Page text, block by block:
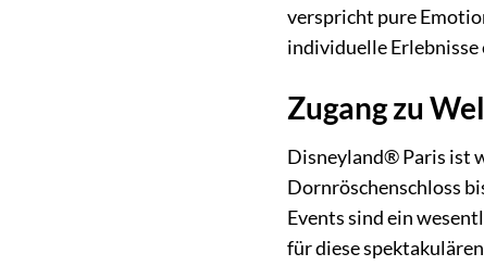
verspricht pure
individuelle Erlebnisse
Zugang zu
Disneyland® Paris ist
Dornröschenschloss
Events sind ein
für diese